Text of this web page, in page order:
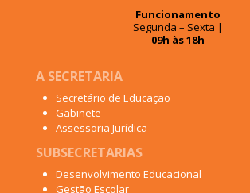
Funcionamento
Segunda – Sexta |
09h às 18h
A SECRETARIA
Secretário de Educação
Gabinete
Assessoria Jurídica
SUBSECRETARIAS
Desenvolvimento Educacional
Gestão Escolar